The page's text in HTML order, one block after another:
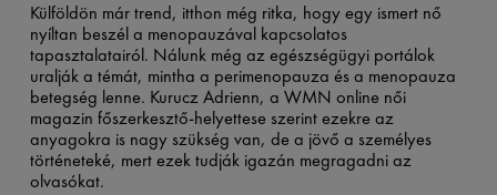
Külföldön már trend, itthon még ritka, hogy egy ismert nő
nyíltan beszél a menopauzával kapcsolatos
tapasztalatairól. Nálunk még az egészségügyi portálok
uralják a témát, mintha a perimenopauza és a menopauza
betegség lenne. Kurucz Adrienn, a WMN online női
magazin főszerkesztő-helyettese szerint ezekre az
anyagokra is nagy szükség van, de a jövő a személyes
történeteké, mert ezek tudják igazán megragadni az
olvasókat.